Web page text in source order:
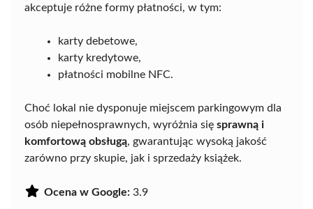
akceptuje różne formy płatności, w tym:
karty debetowe,
karty kredytowe,
płatności mobilne NFC.
Choć lokal nie dysponuje miejscem parkingowym dla
osób niepełnosprawnych, wyróżnia się sprawną i
komfortową obsługą, gwarantując wysoką jakość
zarówno przy skupie, jak i sprzedaży książek.
Ocena w Google: 3.9